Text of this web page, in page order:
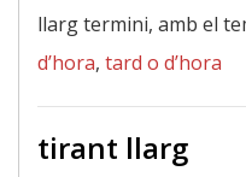
llarg termini, amb el
d’hora, tard o d’hora
tirant llarg